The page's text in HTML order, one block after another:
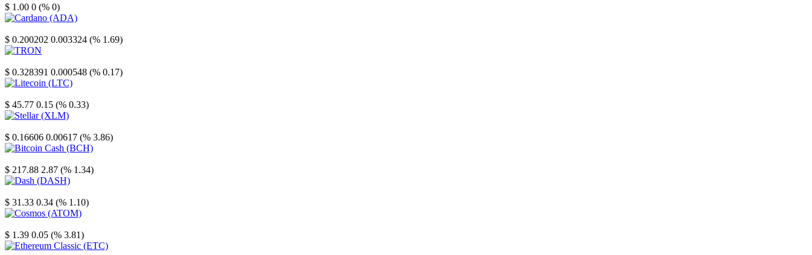
$ 1.00 0 (% 0)
$ 0.200202 0.003324 (% 1.69)
$ 0.328391 0.000548 (% 0.17)
$ 45.77 0.15 (% 0.33)
$ 0.16606 0.00617 (% 3.86)
$ 217.88 2.87 (% 1.34)
$ 31.33 0.34 (% 1.10)
$ 1.39 0.05 (% 3.81)